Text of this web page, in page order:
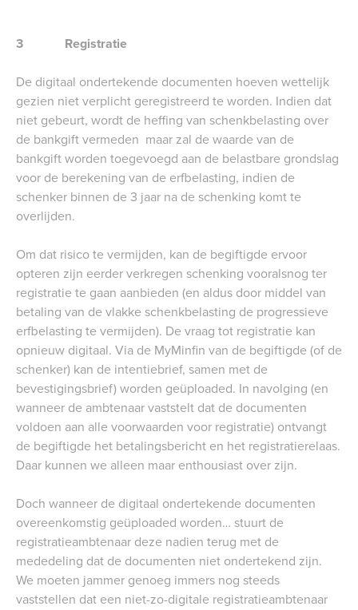
3 Registratie
De digitaal ondertekende documenten hoeven wettelijk
gezien niet verplicht geregistreerd te worden. Indien dat
niet gebeurt, wordt de heffing van schenkbelasting over
de bankgift vermeden maar zal de waarde van de
bankgift worden toegevoegd aan de belastbare grondslag
voor de berekening van de erfbelasting, indien de
schenker binnen de 3 jaar na de schenking komt te
overlijden.
Om dat risico te vermijden, kan de begiftigde ervoor
opteren zijn eerder verkregen schenking vooralsnog ter
registratie te gaan aanbieden (en aldus door middel van
betaling van de vlakke schenkbelasting de progressieve
erfbelasting te vermijden). De vraag tot registratie kan
opnieuw digitaal. Via de MyMinfin van de begiftigde (of de
schenker) kan de intentiebrief, samen met de
bevestigingsbrief) worden geüploaded. In navolging (en
wanneer de ambtenaar vaststelt dat de documenten
voldoen aan alle voorwaarden voor registratie) ontvangt
de begiftigde het betalingsbericht en het registratierelaas.
Daar kunnen we alleen maar enthousiast over zijn.
Doch wanneer de digitaal ondertekende documenten
overeenkomstig geüploaded worden… stuurt de
registratieambtenaar deze nadien terug met de
mededeling dat de documenten niet ondertekend zijn.
We moeten jammer genoeg immers nog steeds
vaststellen dat een niet-zo-digitale registratieambtenaar